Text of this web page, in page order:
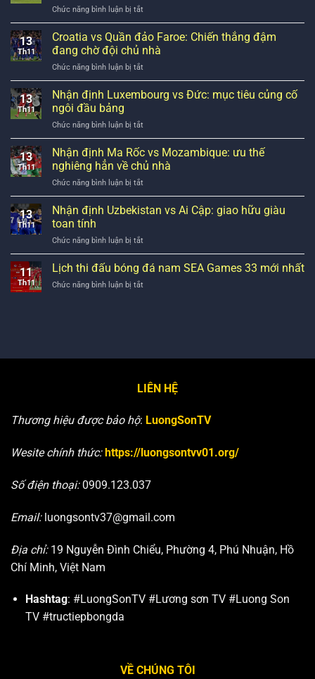
kỳ
chuyển
nhượng
tới
tích
cú
đúp
MVP
hai
mùa
liên
Chức năng bình luận bị tắt
định
Ba
Lan
vs
Hà
Lan:
da
cam’
tràn
qua
13
Th11
Croatia vs Quần đảo Faroe: Chiến thắng đậm
đang chờ đội chủ nhà
Chức năng bình luận bị tắt
Faroe:
Chiến
thắng
đậm
chờ
đội
chủ
13
Th11
Nhận định Luxembourg vs Đức: mục tiêu củng cố
ngôi đầu bảng
Chức năng bình luận bị tắt
Luxembourg
vs
Đức:
mục
tiêu
ngôi
đầu
bảng
13
Th11
Nhận định Ma Rốc vs Mozambique: ưu thế
nghiêng hẳn về chủ nhà
Chức năng bình luận bị tắt
định
vs
Mozambique:
ưu
nghiêng
13
Th11
Nhận định Uzbekistan vs Ai Cập: giao hữu giàu
toan tính
Chức năng bình luận bị tắt
định
vs
toan
11
Th11
Lịch thi đấu bóng đá nam SEA Games 33 mới nhất
Chức năng bình luận bị tắt
33
nhất
LIÊN HỆ
Thương hiệu được bảo hộ: LuongSonTV
Wesite chính thức:https://luongsontvv01.org/
Số điện thoại:0909.123.037
Email: luongsontv37@gmail.com
Địa chỉ:19 Nguyễn Đình Chiểu, Phường 4, Phú Nhuận, Hồ
Chí Minh, Việt Nam
Hashtag: #LuongSonTV #Lương sơn TV #Luong Son
TV #tructiepbongda
VỀ CHÚNG TÔI